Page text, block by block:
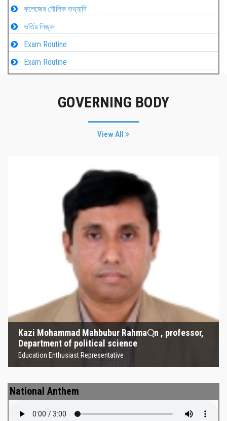
কলেজের মৌলিক তথ্যাদি
ভর্তির লিঙ্ক
Exam Routine
Exam Routine
GOVERNING BODY
View All
Kazi Mohammad Mahbubur Rahma্‌n , professor,
Department of political science
Education Enthusiast Representative
Kazi Mohammad Mahbubur
Rahma্‌n , professor, Department
of political science
Education Enthusiast Representative
National Anthem